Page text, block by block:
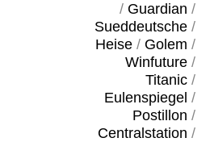
/ Guardian /
Sueddeutsche/
Heise/ Golem /
Winfuture/
Titanic/
Eulenspiegel /
Postillon /
Centralstation /